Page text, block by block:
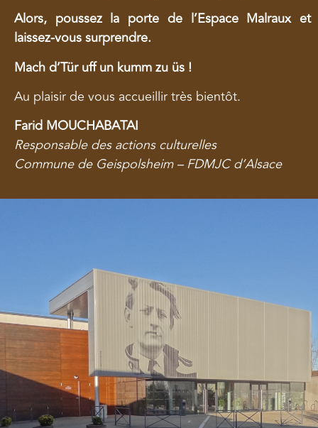
Alors, poussez la porte de l’Espace Malraux et
laissez-vous surprendre.
Mach d’Tür uff un kumm zu üs !
Au plaisir de vous accueillir très bientôt.
Farid MOUCHABATAI
Responsable des actions culturelles
Commune de Geispolsheim – FDMJC d’Alsace